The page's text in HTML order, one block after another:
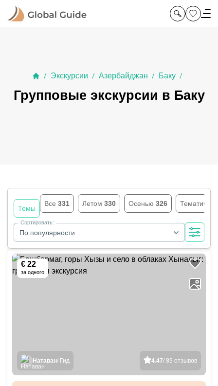
/ Экскурсии / Азербайджан / Баку /
Групповые экскурсии в Баку
Темы
Все 331 Летом 330 Осенью 326
По популярности
Сортировать:
€ 22
за одного
4.47/ 89 отзывов
Натаван/ Гид